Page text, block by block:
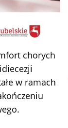
chorych
w ramach